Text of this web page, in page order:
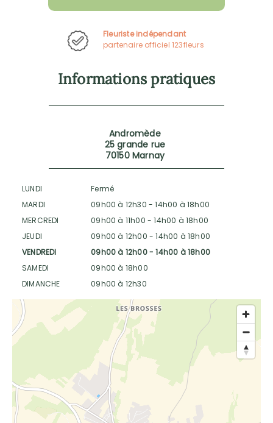
Fleuriste indépendant
partenaire officiel 123fleurs
Informations pratiques
Andromède
25 grande rue
70150 Marnay
LUNDI
Fermé
MARDI
09h00 à 12h30 - 14h00 à 18h00
MERCREDI
09h00 à 11h00 - 14h00 à 18h00
JEUDI
09h00 à 12h00 - 14h00 à 18h00
VENDREDI
09h00 à 12h00- 14h00 à 18h00
SAMEDI
09h00 à 18h00
DIMANCHE
09h00 à 12h30